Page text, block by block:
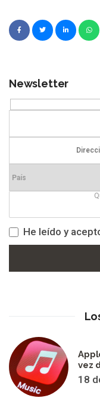
Newsletter
He leído y
vez
18